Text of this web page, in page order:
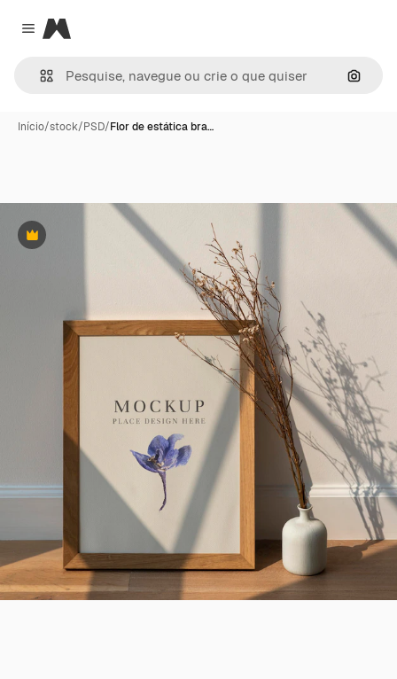
Close menu
Magnific
Início/stock/PSD/Flor de estática bra…
Premium